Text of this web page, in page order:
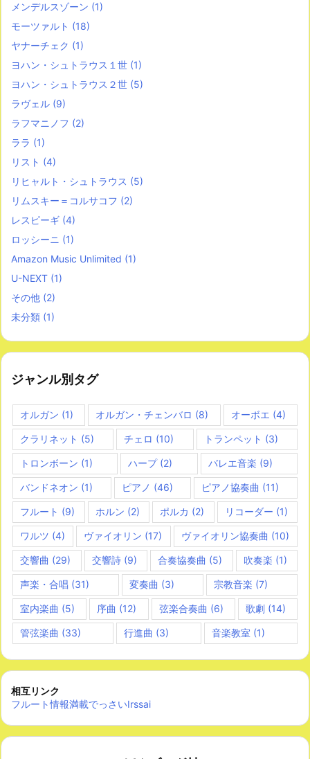
メンデルスゾーン (1)
モーツァルト (18)
ヤナーチェク (1)
ヨハン・シュトラウス１世 (1)
ヨハン・シュトラウス２世 (5)
ラヴェル (9)
ラフマニノフ (2)
ララ (1)
リスト (4)
リヒャルト・シュトラウス (5)
リムスキー＝コルサコフ (2)
レスピーギ (4)
ロッシーニ (1)
Amazon Music Unlimited (1)
U-NEXT (1)
その他 (2)
未分類 (1)
ジャンル別タグ
オルガン (1) オルガン・チェンバロ (8) オーボエ (4)
クラリネット (5) チェロ (10) トランペット (3)
トロンボーン (1) ハープ(2) バレエ音楽 (9)
バンドネオン (1) ピアノ (46) ピアノ協奏曲 (11)
フルート (9) ホルン (2) ポルカ (2) リコーダー (1)
ワルツ (4) ヴァイオリン (17) ヴァイオリン協奏曲 (10)
交響曲 (29) 交響詩(9) 合奏協奏曲 (5) 吹奏楽 (1)
声楽・合唱 (31) 変奏曲 (3) 宗教音楽 (7)
室内楽曲 (5) 序曲 (12) 弦楽合奏曲 (6) 歌劇(14)
管弦楽曲 (33) 行進曲 (3) 音楽教室 (1)
相互リンク
フルート情報満載でっさいIrssai